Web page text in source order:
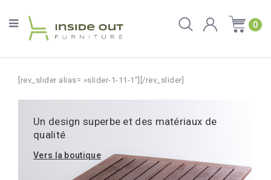
0
[rev_slider alias= »slider-1-11-1″][/rev_slider]
Un design superbe et des matériaux de
qualité
Vers la boutique